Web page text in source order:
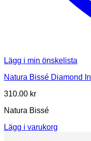
Lägg i min önskelista
Natura Bissé Diamond
310.00 kr
Natura Bissé
Lägg i varukorg